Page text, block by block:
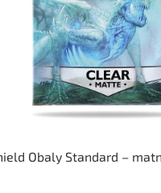
Obaly Standard –